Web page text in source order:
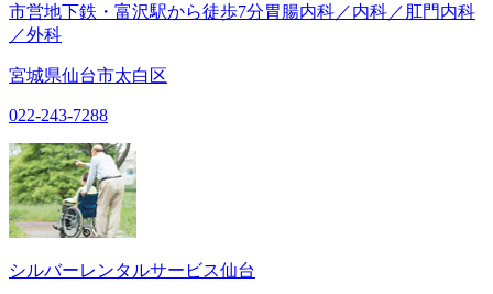
市営地下鉄・富沢駅から徒歩7分胃腸内科／内科／肛門内科
／外科
宮城県仙台市太白区
022-243-7288
シルバーレンタルサービス仙台